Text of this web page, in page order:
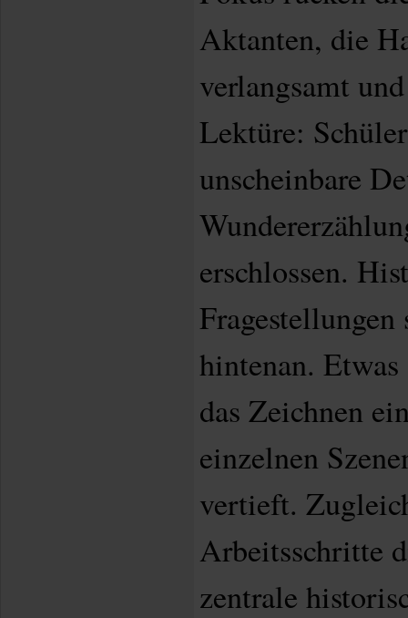
Aktanten, die
verlangsamt
Lektüre:
unscheinbare
erschlossen.
hintenan.
das Zeichnen
einzelnen
vertieft.
Arbeitsschritte
zentrale